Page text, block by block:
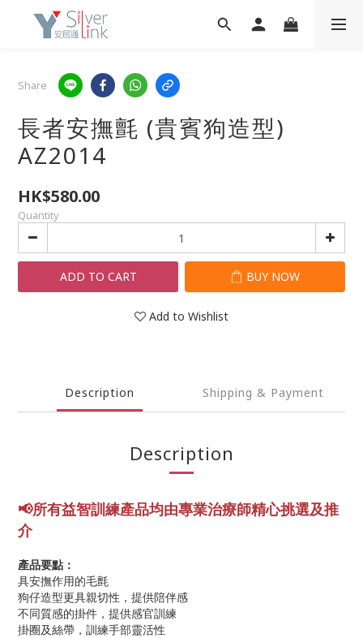
Share
長者安撫氈 (貴賓狗造型)
AZ2014
HK$580.00
Quantity
ADD TO CART BUY NOW
Add to Wishlist
Description Shipping & Payment
Description
📢所有益智訓練產品均由專業治療師精心挑選及推
介
產品要點：
具安撫作用的毛氈
狗仔造型更具親切性，提供陪伴感
不同質感的掛件，提供感官訓練
掛圈及絲帶，訓練手部靈活性